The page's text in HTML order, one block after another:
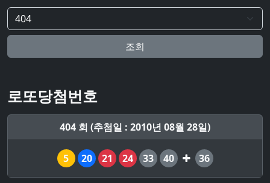
조회
로또당첨번호
404 회 (추첨일 : 2010년 08월 28일)
5 20 21 24 33 40 36